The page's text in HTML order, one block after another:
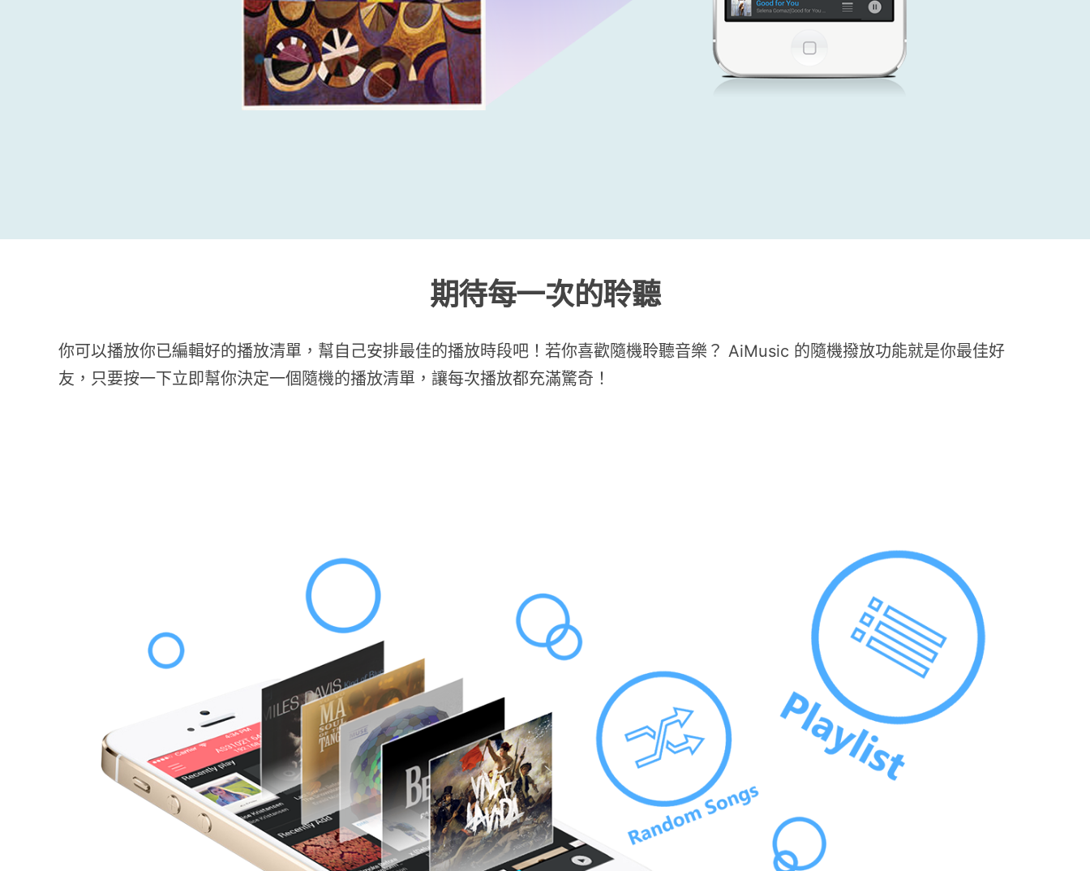
期待每一次的聆聽
你可以播放你已編輯好的播放清單，幫自己安排最佳的播放時段吧！若你喜歡隨機聆聽音樂？ AiMusic 的隨機撥放功能就是你最佳好
友，只要按一下立即幫你決定一個隨機的播放清單，讓每次播放都充滿驚奇！